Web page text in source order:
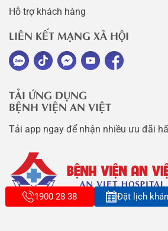
Hỗ trợ khách hàng
LIÊN KẾT MẠNG XÃ HỘI
TẢI ỨNG DỤNG
BỆNH VIỆN AN VIỆT
Tải app ngay để nhận nhiều ưu đãi
1900 28 38 Đặt lịch